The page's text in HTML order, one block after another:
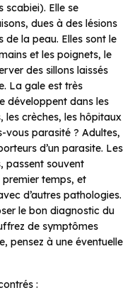
scabiei). Elle se
dues à des lésions
la peau. Elles sont le
et les poignets, le
des sillons laissés
La gale est très
développent dans les
les crèches, les hôpitaux
vous parasité ? Adultes,
d’un parasite. Les
passent souvent
temps, et
d’autres pathologies.
le bon diagnostic du
de symptômes
pensez à une éventuelle
: